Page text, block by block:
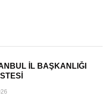
İL BAŞKANLIĞI